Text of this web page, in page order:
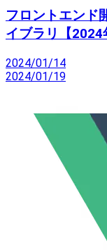
フロントエンド
イブラリ【2024
2024/01/14
2024/01/19